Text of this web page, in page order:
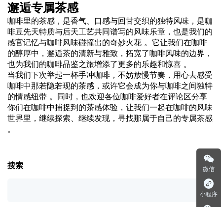
邂逅专属茶感
咖啡里的茶感，是香气、口感与回甘交织的独特风味，是咖
啡豆先天特质与后天工艺共同谱写的风味乐章，也是我们的
感官记忆与咖啡风味碰撞出的奇妙火花 。它让我们在咖啡
的醇厚中，邂逅茶的清新与雅致，拓宽了咖啡风味的边界，
也为我们的咖啡品鉴之旅增添了更多的乐趣和惊喜 。
当我们下次举起一杯手冲咖啡，不妨放慢节奏，用心去感受
咖啡中那若隐若现的茶感，或许它会成为你与咖啡之间独特
的情感纽带 。同时，也欢迎各位咖啡爱好者在评论区分享
你们在咖啡中捕捉到的茶感体验，让我们一起在咖啡的风味
世界里，继续探索、继续发现，寻找那属于自己的专属茶感
。
搜索 微信
小程序